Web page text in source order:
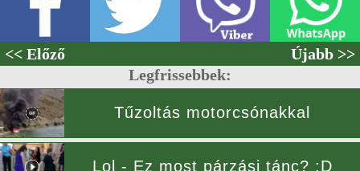
<< Előző
Újabb >>
Legfrissebbek:
Tűzoltás motorcsónakkal
Lol - Ez most párzási tánc? :D